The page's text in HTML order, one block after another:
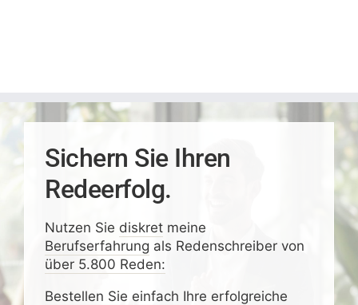
Sichern Sie Ihren
Redeerfolg.
Nutzen Sie diskretmeine
Berufserfahrung als Redenschreiber von
über 5.800 Reden:
Bestellen Sie einfach Ihre erfolgreiche